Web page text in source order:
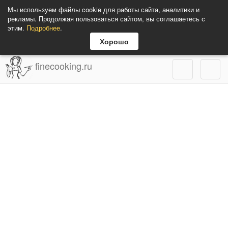
Мы используем файлы cookie для работы сайта, аналитики и
рекламы. Продолжая пользоваться сайтом, вы соглашаетесь с
этим. Подробнее.
Хорошо
finecooking.ru